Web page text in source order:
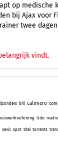
op medische
bij Ajax voor
twee
vindt.
bril calimero
lido
sevic spot titel torrents